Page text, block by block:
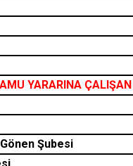
YARARINA
Şubesi